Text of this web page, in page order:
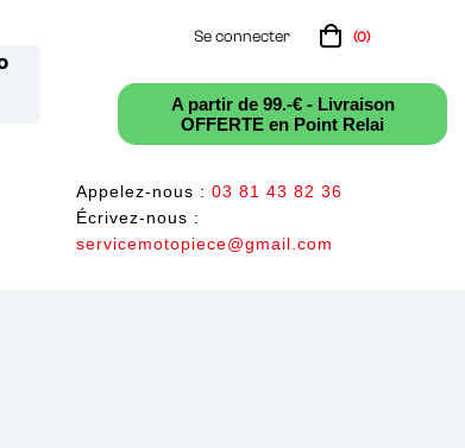
Se connecter (0)
A partir de 99.-€ - Livraison
OFFERTE en Point Relai
Appelez-nous : 03 81 43 82 36
Écrivez-nous :
servicemotopiece@gmail.com